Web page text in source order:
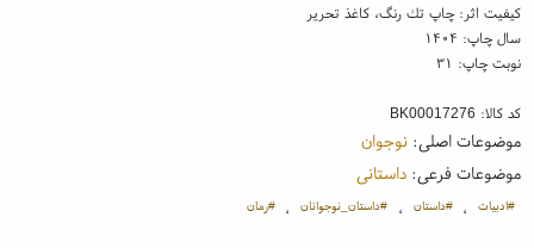
کیفیت اثر: چاپ تك رنگ، کاغذ تحریر
سال چاپ: ۱۴۰۴
نوبت چاپ: ۳۱
کد کالا: BK00017276
موضوعات اصلی:نوجوان
موضوعات فرعی:داستانی
#ادبیات ، #داستان ، #داستان_نوجوانان ، #رمان